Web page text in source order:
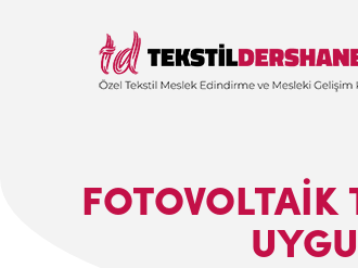
FOTOVOLTAIK